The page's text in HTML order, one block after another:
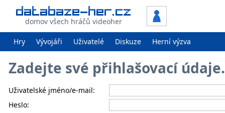
domov všech hráčů videoher
Hry Vývojáři Uživatelé Diskuze Herní výzva
Zadejte své přihlašovací
Uživatelské jméno/e-mail:
Heslo: